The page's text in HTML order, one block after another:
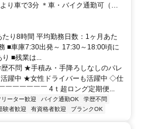
り車で3分 ＊車・バイク通勤可（無
り8時間 平均勤務日数：1ヶ月あた
■車庫7:30出発～ 17:30～18:00頃に
■残業は...
不問 ★手積み・手降ろしなしのパレ
躍中 ★女性ドライバーも活躍中 ◇仕
￣￣￣￣￣￣ 4ｔ超ロング定期便...
リーター歓迎 バイク通勤OK
学歴不問
験者歓迎 有資格者歓迎 ブランクOK